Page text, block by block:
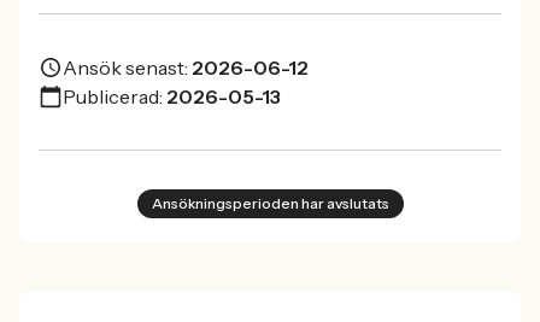
Ansök senast: 2026-06-12
Publicerad: 2026-05-13
Ansökningsperioden har avslutats